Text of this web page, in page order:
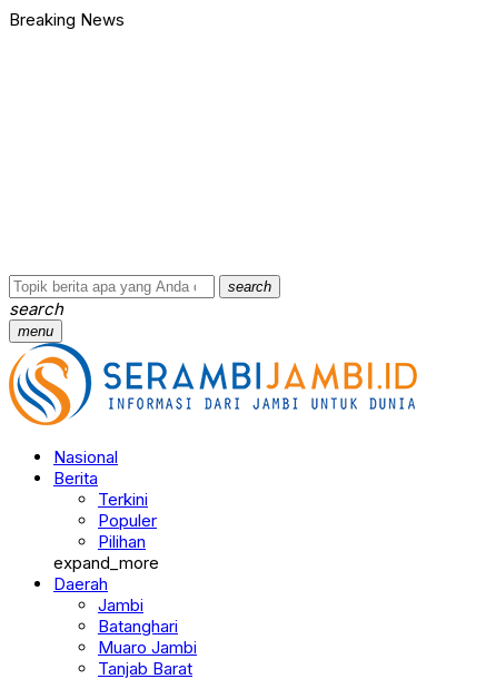
Breaking News
search
search
menu
Nasional
Berita
Terkini
Populer
Pilihan
expand_more
Daerah
Jambi
Batanghari
Muaro Jambi
Tanjab Barat